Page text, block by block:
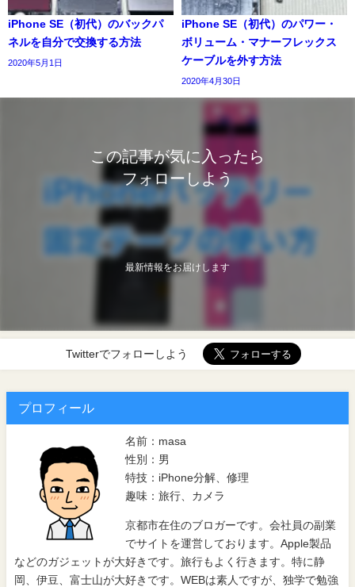
iPhone SE（初代）のバックパ
ネルを自分で交換する方法
2020年5月1日
iPhone SE（初代）のパワー・
ボリューム・マナーフレックス
ケーブルを外す方法
2020年4月30日
この記事が気に入ったら
フォローしよう
最新情報をお届けします
Twitterでフォローしよう
プロフィール
名前：masa
性別：男
特技：iPhone分解、修理
趣味：旅行、カメラ
京都市在住のブロガーです。会社員の副業
でサイトを運営しております。Apple製品
などのガジェットが大好きです。旅行もよく行きます。特に静
岡、伊豆、富士山が大好きです。WEBは素人ですが、独学で勉強